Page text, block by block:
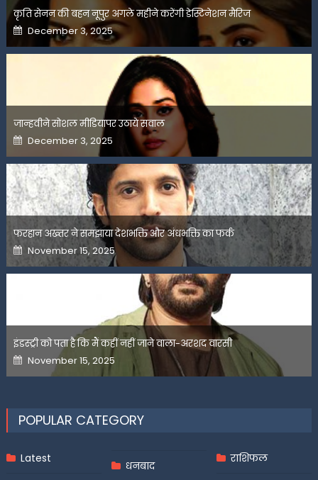
कृति सेनन की बहन नूपुर अगले महीने करेंगी डेस्टिनेशन मैरिज
Posted
on
December 3, 2025
जान्हवीने सोशल मीडियापर उठाये सवाल
Posted
on
December 3, 2025
फरहान अख्तर ने समझाया देशभक्ति और अंधभक्ति का फर्क
Posted
on
November 15, 2025
इंडस्ट्री को पता है कि मैं कहीं नहीं जाने वाला-अरशद वारसी
Posted
on
November 15, 2025
POPULAR CATEGORY
Latest
धनबाद
राशिफल